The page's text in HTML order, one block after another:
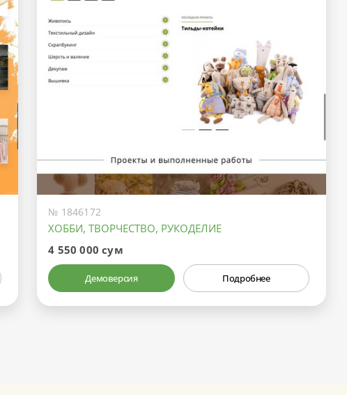
№ 1846172
ХОББИ, ТВОРЧЕСТВО, РУКОДЕЛИЕ
4 550 000 сум
Демоверсия Подробнее